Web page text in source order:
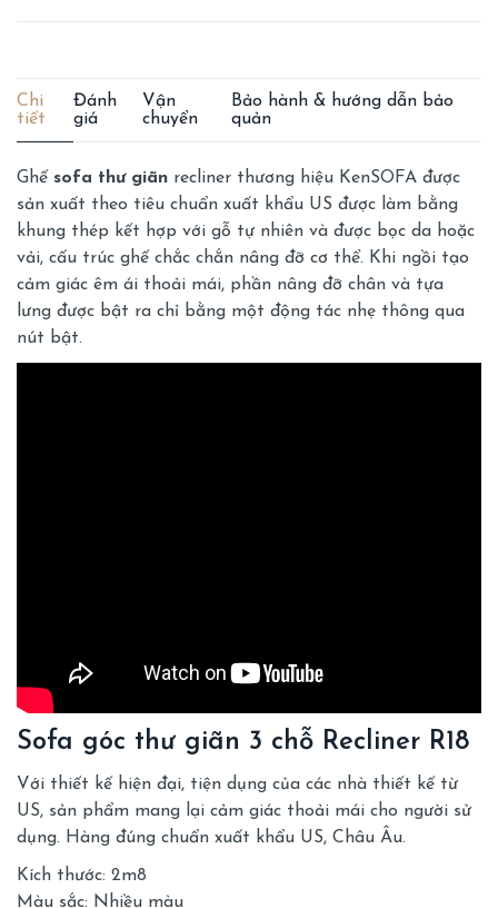
Chi
tiết
Đánh
giá
Vận
chuyển
Bảo hành & hướng dẫn bảo
quản
Ghế sofa thư giãn recliner thương hiệu KenSOFA được
sản xuất theo tiêu chuẩn xuất khẩu US được làm bằng
khung thép kết hợp với gỗ tự nhiên và được bọc da hoặc
vải, cấu trúc ghế chắc chắn nâng đỡ cơ thể. Khi ngồi tạo
cảm giác êm ái thoải mái, phần nâng đỡ chân và tựa
lưng được bật ra chỉ bằng một động tác nhẹ thông qua
nút bật.
Sofa góc thư giãn 3 chỗ Recliner R18
Với thiết kế hiện đại, tiện dụng của các nhà thiết kế từ
US, sản phẩm mang lại cảm giác thoải mái cho người sử
dụng. Hàng đúng chuẩn xuất khẩu US, Châu Âu.
Kích thước: 2m8
Màu sắc: Nhiều màu